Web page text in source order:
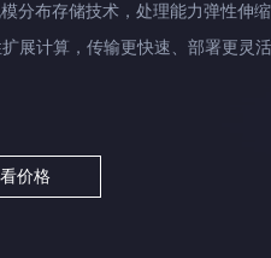
分布存储技术，处理能力弹性伸
展计算，传输更快速、部署更灵
价格